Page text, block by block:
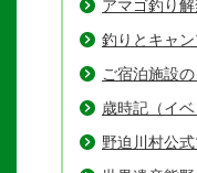
アマゴ釣り
釣りとキャ
ご宿泊施設
歳時記（イベ
野迫川村公